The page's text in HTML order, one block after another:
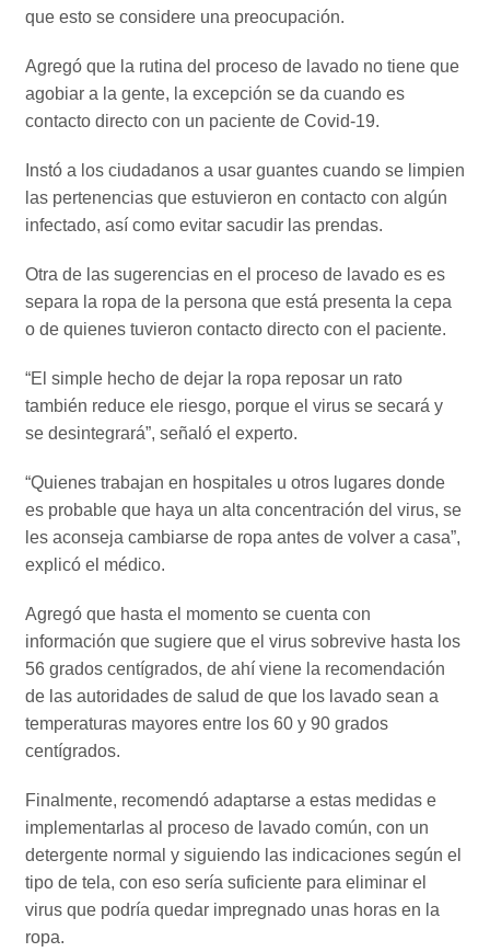
que esto se considere una preocupación.
Agregó que la rutina del proceso de lavado no tiene que
agobiar a la gente, la excepción se da cuando es
contacto directo con un paciente de Covid-19.
Instó a los ciudadanos a usar guantes cuando se limpien
las pertenencias que estuvieron en contacto con algún
infectado, así como evitar sacudir las prendas.
Otra de las sugerencias en el proceso de lavado es es
separa la ropa de la persona que está presenta la cepa
o de quienes tuvieron contacto directo con el paciente.
“El simple hecho de dejar la ropa reposar un rato
también reduce ele riesgo, porque el virus se secará y
se desintegrará”, señaló el experto.
“Quienes trabajan en hospitales u otros lugares donde
es probable que haya un alta concentración del virus, se
les aconseja cambiarse de ropa antes de volver a casa”,
explicó el médico.
Agregó que hasta el momento se cuenta con
información que sugiere que el virus sobrevive hasta los
56 grados centígrados, de ahí viene la recomendación
de las autoridades de salud de que los lavado sean a
temperaturas mayores entre los 60 y 90 grados
centígrados.
Finalmente, recomendó adaptarse a estas medidas e
implementarlas al proceso de lavado común, con un
detergente normal y siguiendo las indicaciones según el
tipo de tela, con eso sería suficiente para eliminar el
virus que podría quedar impregnado unas horas en la
ropa.